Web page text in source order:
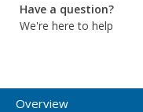
Have a question?
We're here to help
Overview